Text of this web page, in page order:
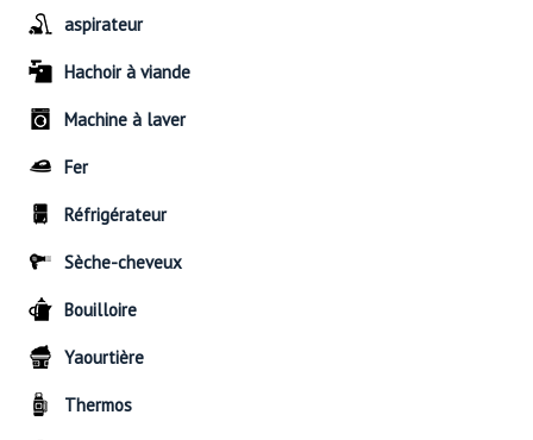
aspirateur
Hachoir à viande
Machine à laver
Fer
Réfrigérateur
Sèche-cheveux
Bouilloire
Yaourtière
Thermos